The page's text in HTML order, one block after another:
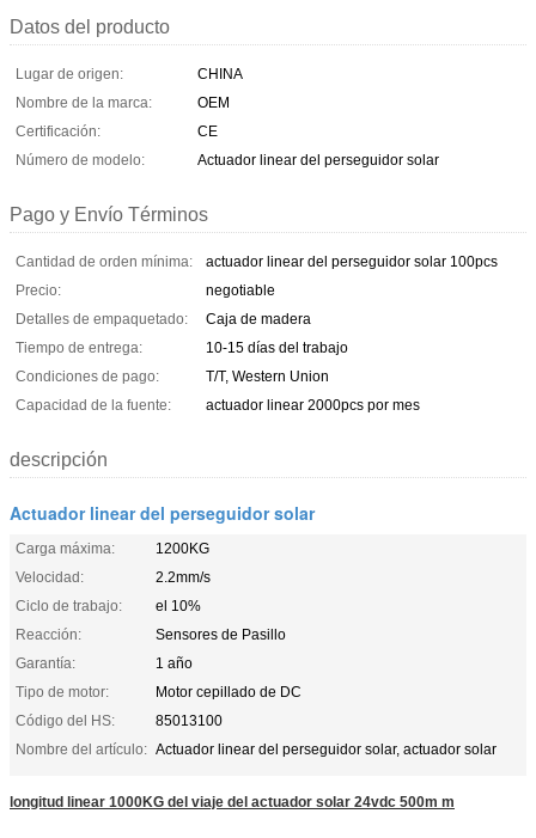
Datos del producto
Lugar de origen:
CHINA
Nombre de la marca:
OEM
Certificación:
CE
Número de modelo:
Actuador linear del perseguidor solar
Pago y Envío Términos
Cantidad de orden mínima:
actuador linear del perseguidor solar 100pcs
Precio:
negotiable
Detalles de empaquetado:
Caja de madera
Tiempo de entrega:
10-15 días del trabajo
Condiciones de pago:
T/T, Western Union
Capacidad de la fuente:
actuador linear 2000pcs por mes
descripción
Actuador linear del perseguidor solar
Carga máxima:
1200KG
Velocidad:
2.2mm/s
Ciclo de trabajo:
el 10%
Reacción:
Sensores de Pasillo
Garantía:
1 año
Tipo de motor:
Motor cepillado de DC
Código del HS:
85013100
Nombre del artículo: Actuador linear del perseguidor solar, actuador solar
longitud linear 1000KG del viaje del actuador solar 24vdc 500m m